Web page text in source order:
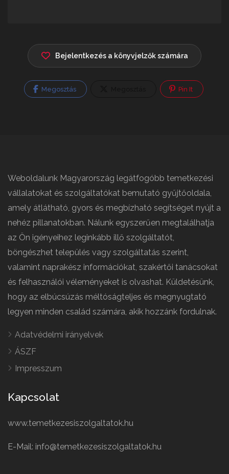
Bejelentkezés a könyvjelzők számára
Megosztás Pin It
Weboldalunk Magyarország legátfogóbb temetkezési
vállalatokat és szolgáltatókat bemutató gyűjtőoldala,
amely átlátható, gyors és megbízható segítséget nyújt a
nehéz pillanatokban. Nálunk egyszerűen megtalálhatja
az Ön igényeihez leginkább illő szolgáltatót,
böngészhet település vagy szolgáltatás szerint,
valamint naprakész információkat, szakértői tanácsokat
és felhasználói véleményeket is olvashat. Küldetésünk,
hogy az elbúcsúzás méltóságteljes és megnyugtató
legyen minden család számára, akik hozzánk fordulnak.
Adatvédelmi irányelvek
ÁSZF
Impresszum
Kapcsolat
www.temetkezesiszolgaltatok.hu
E-Mail: info@temetkezesiszolgaltatok.hu